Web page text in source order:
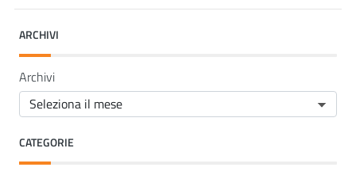
ARCHIVI
Archivi
CATEGORIE